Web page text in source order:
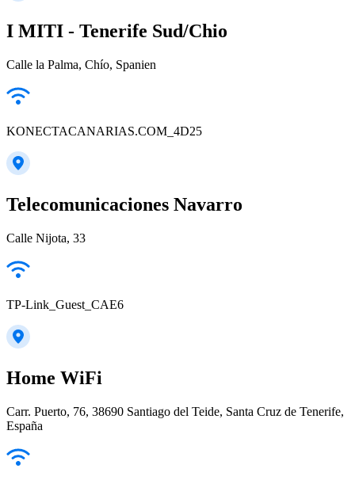
I MITI - Tenerife Sud/Chio
Calle la Palma, Chío, Spanien
KONECTACANARIAS.COM_4D25
Telecomunicaciones Navarro
Calle Nijota, 33
TP-Link_Guest_CAE6
Home WiFi
Carr. Puerto, 76, 38690 Santiago del Teide, Santa Cruz de Tenerife,
España